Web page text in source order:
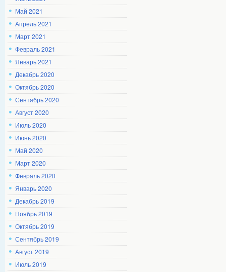
Май 2021
Апрель 2021
Март 2021
Февраль 2021
Январь 2021
Декабрь 2020
Октябрь 2020
Сентябрь 2020
Август 2020
Июль 2020
Июнь 2020
Май 2020
Март 2020
Февраль 2020
Январь 2020
Декабрь 2019
Ноябрь 2019
Октябрь 2019
Сентябрь 2019
Август 2019
Июль 2019